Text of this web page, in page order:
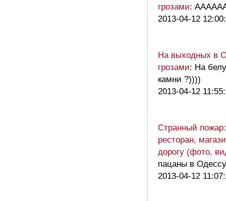
грозами:
2013-04-12
На выходных в
грозами: На
камни ?))))
2013-04-12
Странный
ресторан,
дорогу (фото,
пацаны в
2013-04-12